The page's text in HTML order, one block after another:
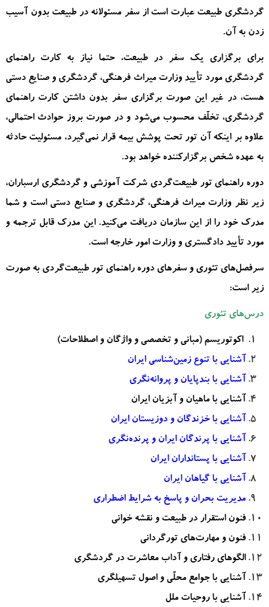
گردشگری طبیعت‌ عبارت است از سفر مسئولانه در طبیعت بدون آسیب
زدن به آن.
برای برگزاری یک سفر در طبیعت، حتما نیاز به کارت راهنمای
گردشگری مورد تأیید وزارت میراث فرهنگی، گردشگری و صنایع دستی
هست، در غیر این صورت برگزاری سفر بدون داشتن کارت راهنمای
گردشگری، تخلّف محسوب می‌شود و در صورت بروز حوادث احتمالی،
علاوه بر اینکه آن تور تحت پوشش بیمه قرار نمی‌گیرد، مسئولیت حادثه
به عهده شخص برگزارکننده خواهد بود.
دوره راهنمای تور طبیعت‌گردی شرکت آموزشی و گردشگری ارسباران،
زیر نظر وزارت میراث فرهنگی، گردشگری و صنایع دستی است و شما
مدرک خود را از این سازمان دریافت می‌کنید. این مدرک قابل ترجمه و
مورد تأیید دادگستری و وزارت امور خارجه است.
سرفصل‌های تئوری و سفرهای دوره راهنمای تور طبیعت‌گردی به صورت
زیر است:
درس‌های تئوری
اکوتوریسم (مبانی و تخصصی و واژگان و اصطلاحات)
آشنایی با تنوع زمین‌شناسی ایران
آشنایی با بندپایان و پروانه‌نگری
آشنایی با ماهیان و آبزیان ایران
آشنایی با خزندگان و دوزیستان ایران
آشنایی با پرندگان ایران و پرنده‌نگری
آشنایی با پستانداران ایران
آشنایی با گیاهان ایران
مدیریت بحران و پاسخ به شرایط اضطراری
فنون استقرار در طبیعت و نقشه خوانی
فنون و مهارت‌های تورگردانی
الگوهای رفتاری و آداب معاشرت در گردشگری
آشنایی با جوامع محلّی و اصول تسهیلگری
آشنایی با روحیات ملل